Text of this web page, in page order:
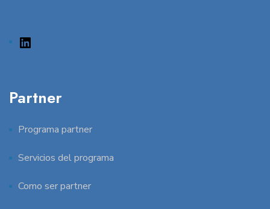
Partner
Programa partner
Servicios del programa
Como ser partner